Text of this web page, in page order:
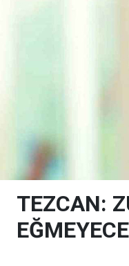
TEZCAN: